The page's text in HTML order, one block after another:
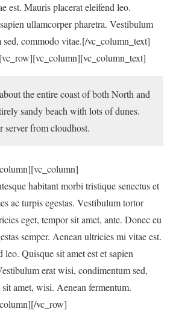
est. Mauris placerat eleifend leo.
ullamcorper pharetra. Vestibulum
commodo vitae.[/vc_column_text]
the entire coast of both North and
sandy beach with lots of dunes.
server from cloudhost.
habitant morbi tristique senectus et
ac turpis egestas. Vestibulum tortor
eget, tempor sit amet, ante. Donec eu
semper. Aenean ultricies mi vitae est.
Quisque sit amet est et sapien
erat wisi, condimentum sed,
amet, wisi. Aenean fermentum.
vc_row]